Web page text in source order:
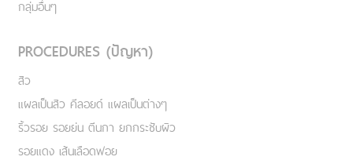
กลุ่มอื่นๆ
PROCEDURES (ปัญหา)
สิว
แผลเป็นสิว คีลอยด์ แผลเป็นต่างๆ
ริ้วรอย รอยย่น ตีนกา ยกกระชับผิว
รอยแดง เส้นเลือดฟอย